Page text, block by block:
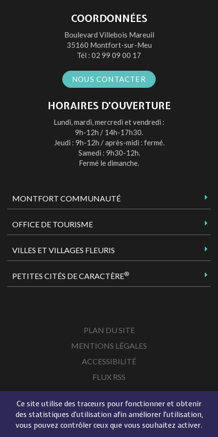
Ce site utilise des traceurs pour fonctionner et obtenir
des statistiques d'utilisation afin améliorer l'utilisation,
vous pouvez contrôler ceux que vous souhaitez activer.
le
compte
Facebook
le
compte
Twitter
le
compte
Instagram
la
chaîne
Youtube
COORDONNÉES
Boulevard Villebois Mareuil
35160 Montfort-sur-Meu
Tél : 02 99 09 00 17
NOUS CONTACTER
HORAIRES D’OUVERTURE
Lundi, mardi, mercredi et vendredi :
9h-12h / 14h-17h30.
Jeudi : 9h-12h / après-midi : fermé.
Samedi : 9h30-12h.
Fermé le dimanche.
MONTFORT COMMUNAUTÉ
OFFICE DE TOURISME
VILLES ET VILLAGES FLEURIS
PETITES CITÉS DE CARACTÈRE®
PLAN DU SITE
MENTIONS LÉGALES
ACCESSIBILITÉ
FLUX RSS